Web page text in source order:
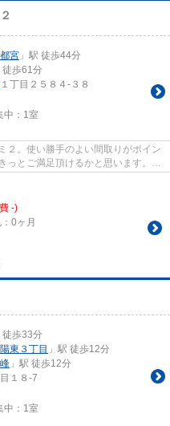
宮 」駅 徒歩44分
徒歩61分
１丁目２５８４-３８
： 1室
２。使い勝手のよい間取りがポイン
っとご満足頂けるかと思います。敷
-)
0ヶ月
徒歩33分
陽東３丁目 」駅 徒歩12分
峰 」駅 徒歩12分
１８-7
： 1室